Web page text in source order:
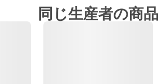
同じ生産者の商品